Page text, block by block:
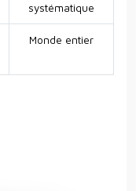
systématique
Monde entier